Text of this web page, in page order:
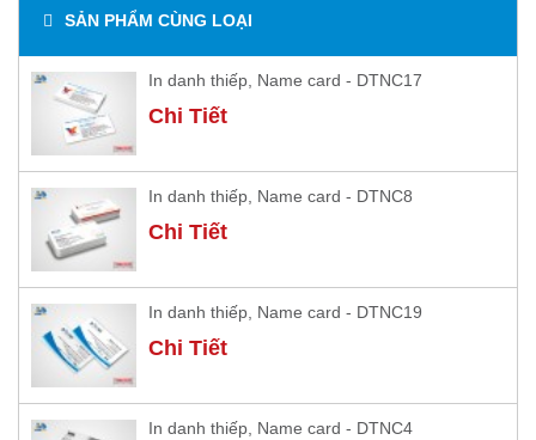
SẢN PHẨM CÙNG LOẠI
In danh thiếp, Name card - DTNC17
Chi Tiết
In danh thiếp, Name card - DTNC8
Chi Tiết
In danh thiếp, Name card - DTNC19
Chi Tiết
In danh thiếp, Name card - DTNC4